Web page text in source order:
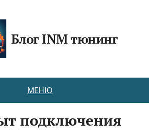
Блог INM тюнинг
МЕНЮ
подключения